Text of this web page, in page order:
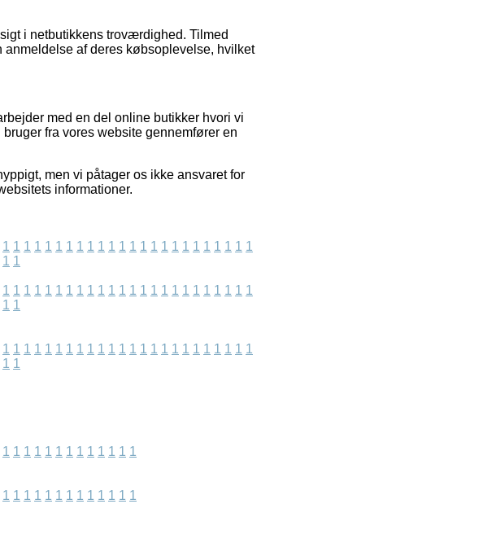
i netbutikkens troværdighed. Tilmed
af deres købsoplevelse, hvilket
med en del online butikker hvori vi
fra vores website gennemfører en
men vi påtager os ikke ansvaret for
informationer.
1 1 1 1 1 1 1 1 1 1 1 1 1 1 1 1 1 1 1 1 1 1 1 1
1 1
1 1 1 1 1 1 1 1 1 1 1 1 1 1 1 1 1 1 1 1 1 1 1 1
1 1
1 1 1 1 1 1 1 1 1 1 1 1 1 1 1 1 1 1 1 1 1 1 1 1
1 1
1 1 1 1 1 1 1 1 1 1 1 1 1
1 1 1 1 1 1 1 1 1 1 1 1 1